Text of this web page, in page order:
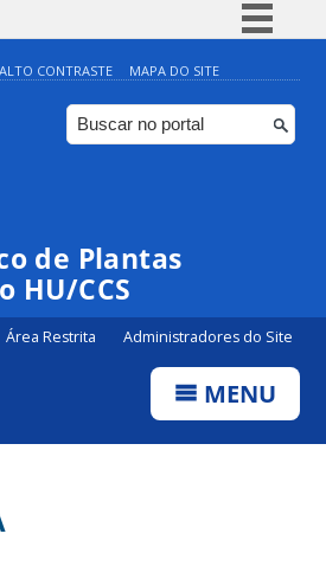
Simplifique!
Comunica BR
Participe
Canais
ALTO CONTRASTE MAPA DO SITE
de Plantas
HU/CCS
Área Restrita Administradores do Site
MENU